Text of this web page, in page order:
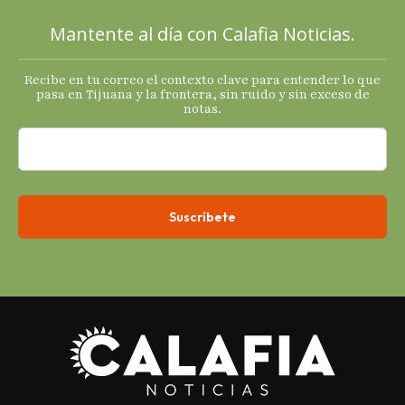
termómetro
s
económicos.
Mantente al día con Calafia Noticias.
Recibe en tu correo el contexto clave para entender lo que
pasa en Tijuana y la frontera, sin ruido y sin exceso de
notas.